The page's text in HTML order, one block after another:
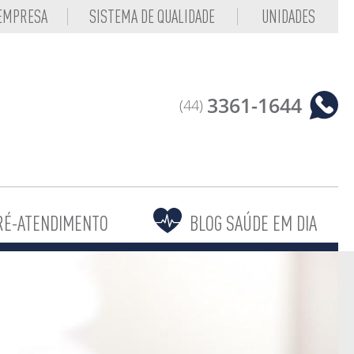
SISTEMA DE QUALIDADE UNIDADES
(44) 3361-1644
ATENDIMENTO BLOG SAÚDE EM DIA